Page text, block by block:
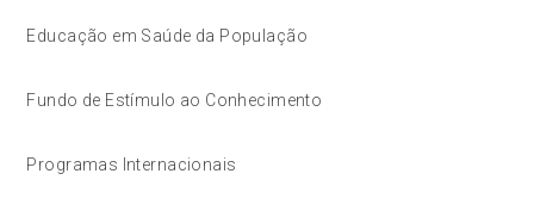
Educação em Saúde da População
Fundo de Estímulo ao Conhecimento
Programas Internacionais